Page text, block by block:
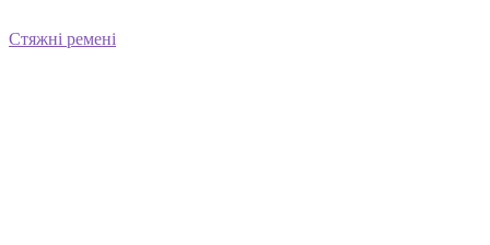
Стяжні ремені